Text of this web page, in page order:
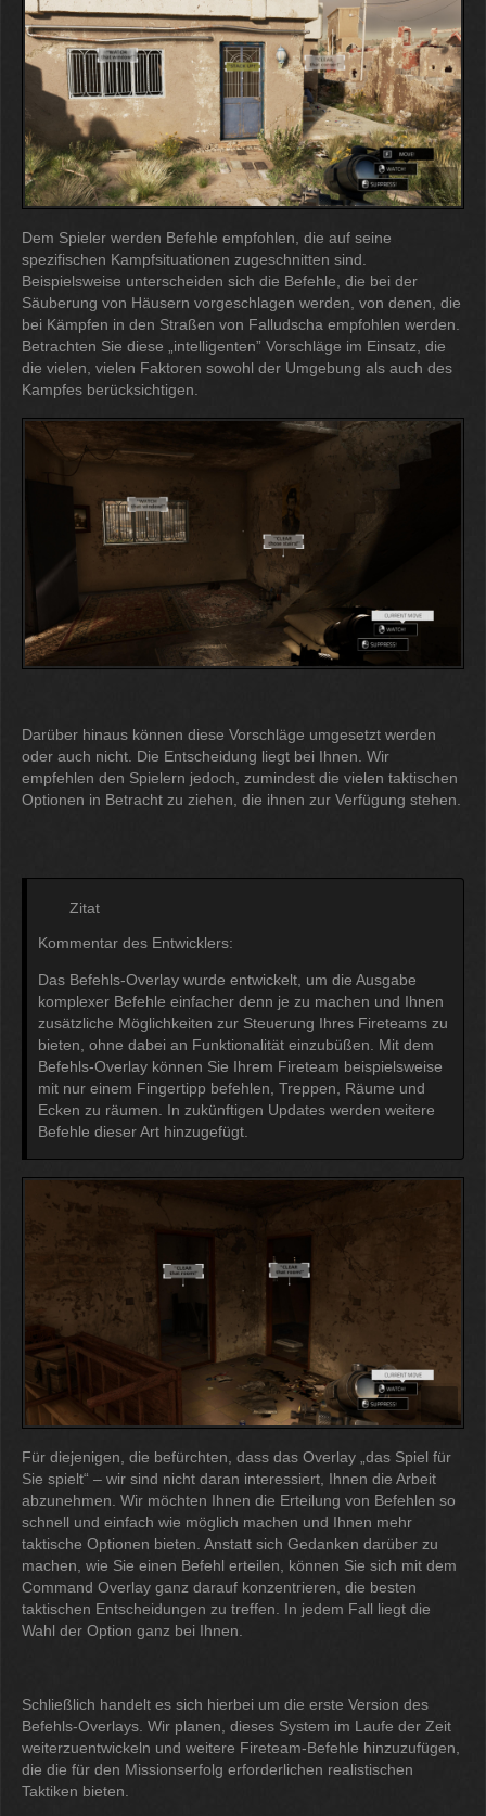
Dem Spieler werden Befehle empfohlen, die auf seine
spezifischen Kampfsituationen zugeschnitten sind.
Beispielsweise unterscheiden sich die Befehle, die bei der
Säuberung von Häusern vorgeschlagen werden, von denen, die
bei Kämpfen in den Straßen von Falludscha empfohlen werden.
Betrachten Sie diese „intelligenten” Vorschläge im Einsatz, die
die vielen, vielen Faktoren sowohl der Umgebung als auch des
Kampfes berücksichtigen.
Darüber hinaus können diese Vorschläge umgesetzt werden
oder auch nicht. Die Entscheidung liegt bei Ihnen. Wir
empfehlen den Spielern jedoch, zumindest die vielen taktischen
Optionen in Betracht zu ziehen, die ihnen zur Verfügung stehen.
Zitat
Kommentar des Entwicklers:
Das Befehls-Overlay wurde entwickelt, um die Ausgabe
komplexer Befehle einfacher denn je zu machen und Ihnen
zusätzliche Möglichkeiten zur Steuerung Ihres Fireteams zu
bieten, ohne dabei an Funktionalität einzubüßen. Mit dem
Befehls-Overlay können Sie Ihrem Fireteam beispielsweise
mit nur einem Fingertipp befehlen, Treppen, Räume und
Ecken zu räumen. In zukünftigen Updates werden weitere
Befehle dieser Art hinzugefügt.
Für diejenigen, die befürchten, dass das Overlay „das Spiel für
Sie spielt“ – wir sind nicht daran interessiert, Ihnen die Arbeit
abzunehmen. Wir möchten Ihnen die Erteilung von Befehlen so
schnell und einfach wie möglich machen und Ihnen mehr
taktische Optionen bieten. Anstatt sich Gedanken darüber zu
machen, wie Sie einen Befehl erteilen, können Sie sich mit dem
Command Overlay ganz darauf konzentrieren, die besten
taktischen Entscheidungen zu treffen. In jedem Fall liegt die
Wahl der Option ganz bei Ihnen.
Schließlich handelt es sich hierbei um die erste Version des
Befehls-Overlays. Wir planen, dieses System im Laufe der Zeit
weiterzuentwickeln und weitere Fireteam-Befehle hinzuzufügen,
die die für den Missionserfolg erforderlichen realistischen
Taktiken bieten.